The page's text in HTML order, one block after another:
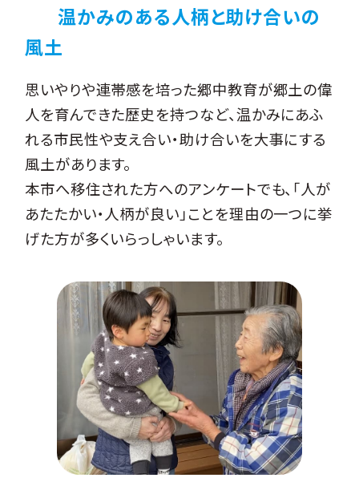
温かみのある人柄と助け合いの
風土
思いやりや連帯感を培った郷中教育が郷土の偉
人を育んできた歴史を持つなど、温かみにあふ
れる市民性や支え合い・助け合いを大事にする
風土があります。
本市へ移住された方へのアンケートでも、「人が
あたたかい・人柄が良い」ことを理由の一つに挙
げた方が多くいらっしゃいます。